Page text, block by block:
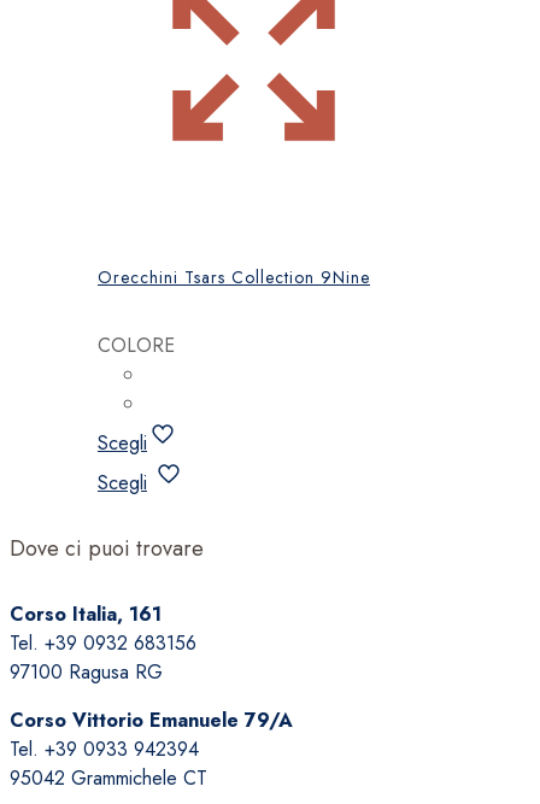
Orecchini Tsars Collection 9Nine
COLORE
Scegli
Scegli Questo
più
Le
opzioni
possono
scelte
nella
pagina
Dove ci puoi trovare
Corso Italia, 161
Tel. +39 0932 683156
97100 Ragusa RG
Corso Vittorio Emanuele 79/A
Tel. +39 0933 942394
95042 Grammichele CT